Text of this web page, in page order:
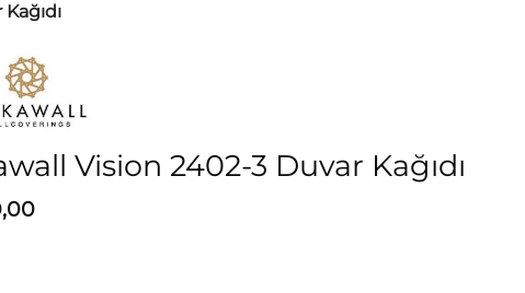
Vision 2402-3 Duvar Kağıdı